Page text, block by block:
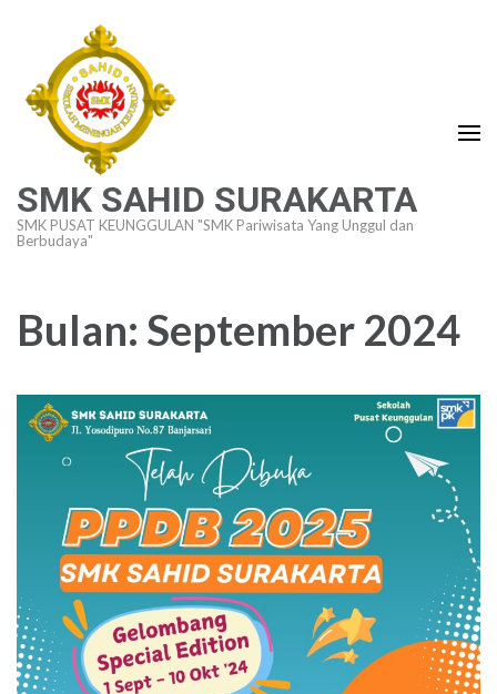
konten
(Tekan
Enter)
SMK SAHID SURAKARTA
SMK PUSAT KEUNGGULAN "SMK Pariwisata Yang Unggul dan
Berbudaya"
Bulan: September 2024